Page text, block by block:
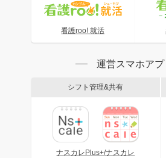
看護roo! 就活
運営スマホアプ
シフト管理&共有
ナスカレPlus+/ナスカレ